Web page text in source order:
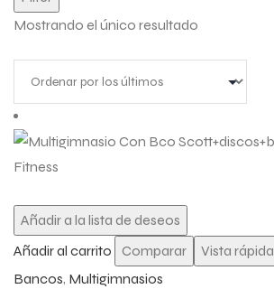
Mostrando el único resultado
Añadir a la lista de deseos
Añadir al carrito
Comparar
Vista rápida
Bancos, Multigimnasios